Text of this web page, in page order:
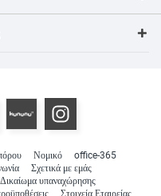
Νομικό
office-365
Σχετικά με εμάς
Δικαίωμα υπαναχώρησης